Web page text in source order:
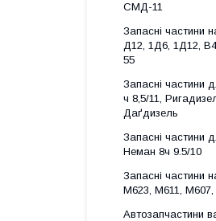
СМД-11
Запасні частини
Д12, 1Д6, 1Д12,
55
Запасні частини
ч 8,5/11,
Даґдизель
Запасні частини
Неман 8ч 9.5/10
Запасні частини
М623, М611,
Автозапчастини